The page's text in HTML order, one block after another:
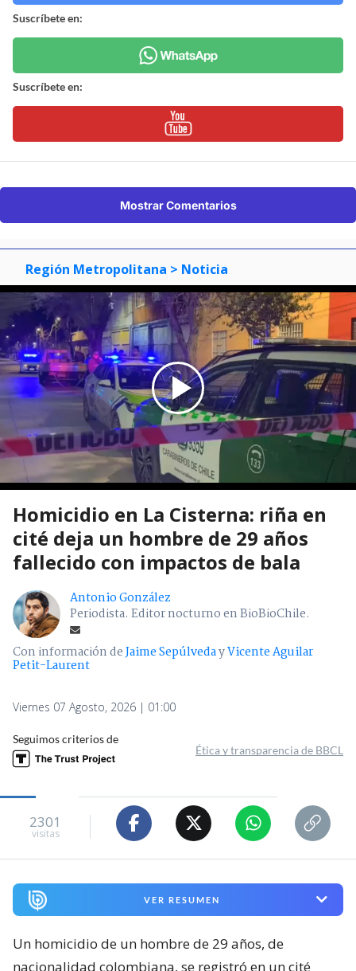
Suscríbete en:
Suscríbete en:
Mostrar Comentarios
Región Metropolitana > Noticia
Homicidio en La Cisterna: riña en
cité deja un hombre de 29 años
fallecido con impactos de bala
Antonio González
Periodista. Editor nocturno en BioBioChile.
Con información deJaime SepúlvedayVicente Aguilar
Petit-Laurent
Viernes 07 Agosto, 2026 | 01:00
Seguimos criterios de
Ética y transparencia de BBCL
2301
visitas
VER RESUMEN
Un homicidio de un hombre de 29 años, de
nacionalidad colombiana, se registró en un cité